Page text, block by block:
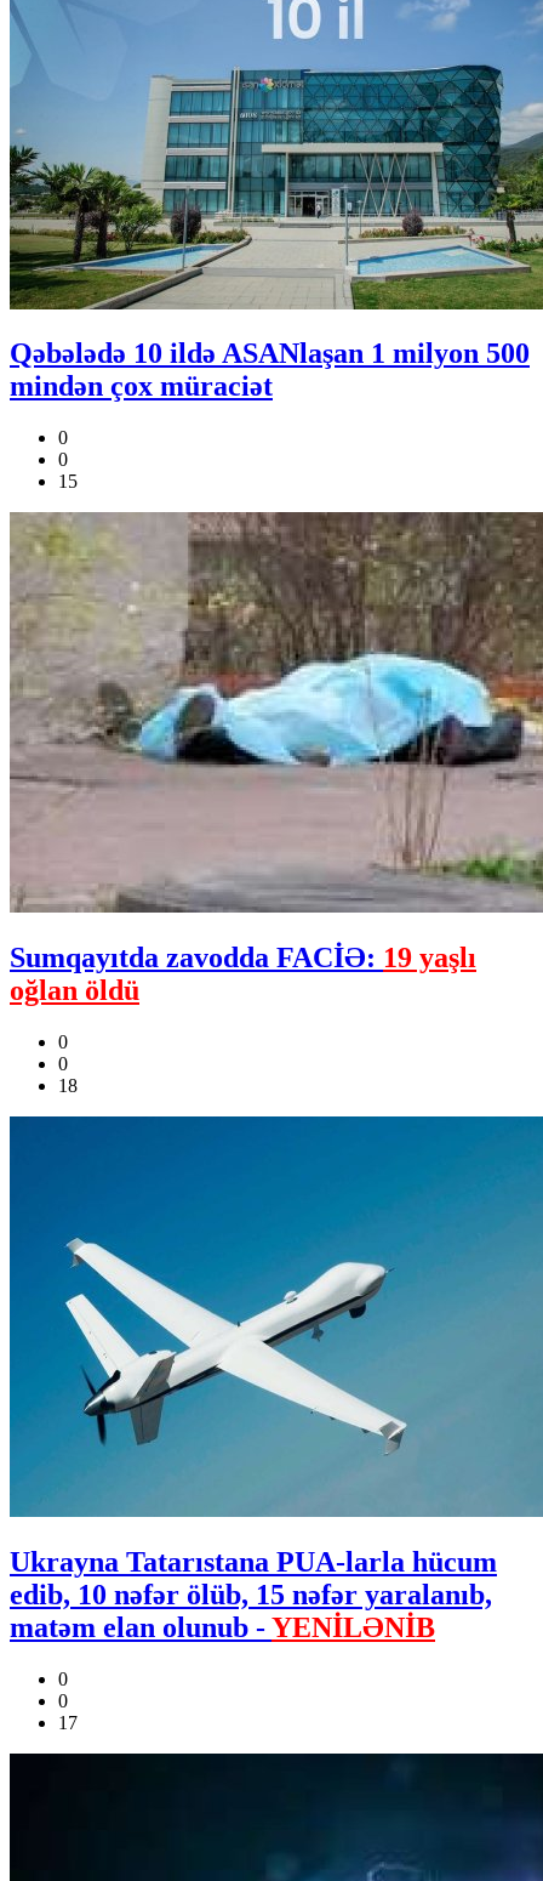
Qəbələdə 10 ildə ASANlaşan 1 milyon 500
mindən çox müraciət
0
0
15
Sumqayıtda zavodda FACİƏ: 19 yaşlı
oğlan öldü
0
0
18
Ukrayna Tatarıstana PUA-larla hücum
edib, 10 nəfər ölüb, 15 nəfər yaralanıb,
matəm elan olunub -YENİLƏNİB
0
0
17